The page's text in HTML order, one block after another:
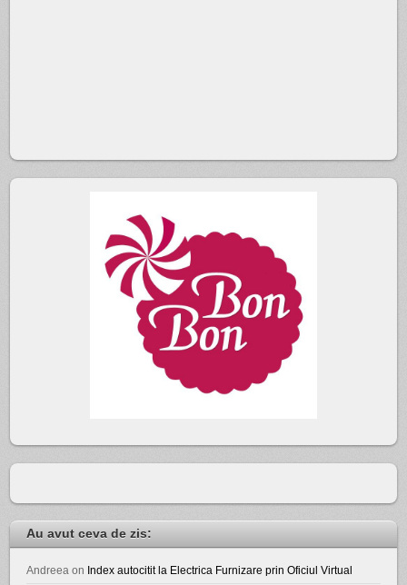
Au avut ceva de zis:
Andreea on Index autocitit la Electrica Furnizare prin Oficiul Virtual